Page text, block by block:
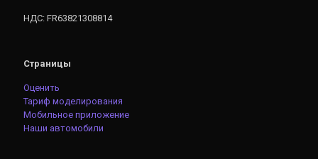
НДС: FR63821308814
Страницы
Оценить
Тариф моделирования
Мобильное приложение
Наши автомобили